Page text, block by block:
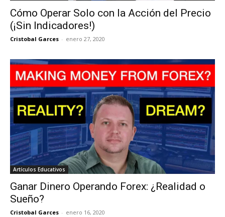
Cómo Operar Solo con la Acción del Precio
(¡Sin Indicadores!)
Cristobal Garces - enero 27, 2020
Artículos Educativos
Ganar Dinero Operando Forex: ¿Realidad o
Sueño?
Cristobal Garces - enero 16, 2020